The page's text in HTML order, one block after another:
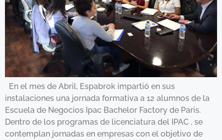
En el mes de Abril, Espabrok impartió en sus
instalaciones una jornada formativa a 12 alumnos de la
Escuela de Negocios Ipac Bachelor Factory de Paris.
Dentro de los programas de licenciatura del IPAC , se
contemplan jornadas en empresas con el objetivo de